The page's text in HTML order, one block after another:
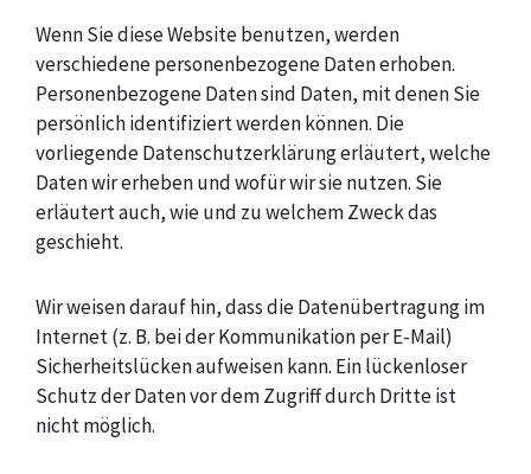
Wenn Sie diese Website benutzen, werden
verschiedene personenbezogene Daten erhoben.
Personenbezogene Daten sind Daten, mit denen Sie
persönlich identifiziert werden können. Die
vorliegende Datenschutzerklärung erläutert, welche
Daten wir erheben und wofür wir sie nutzen. Sie
erläutert auch, wie und zu welchem Zweck das
geschieht.
Wir weisen darauf hin, dass die Datenübertragung im
Internet (z. B. bei der Kommunikation per E-Mail)
Sicherheitslücken aufweisen kann. Ein lückenloser
Schutz der Daten vor dem Zugriff durch Dritte ist
nicht möglich.